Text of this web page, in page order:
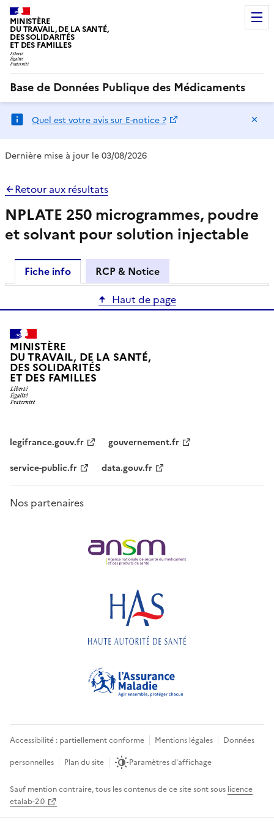
MINISTÈRE
DU TRAVAIL, DE LA SANTÉ,
DES SOLIDARITÉS
ET DES FAMILLES
Base de Données Publique des Médicaments
Quel est votre avis sur E-notice ?
Dernière mise à jour le 03/08/2026
Retour aux résultats
NPLATE 250 microgrammes, poudre
et solvant pour solution injectable
Fiche info
RCP & Notice
Haut de page
MINISTÈRE
DU TRAVAIL, DE LA SANTÉ,
DES SOLIDARITÉS
ET DES FAMILLES
legifrance.gouv.fr
gouvernement.fr
service-public.fr
data.gouv.fr
Nos partenaires
Accessibilité : partiellement conforme Mentions légales
Données
personnelles
Plan du site Paramètres d'affichage
Sauf mention contraire, tous les contenus de ce site sont sous licence
etalab-2.0